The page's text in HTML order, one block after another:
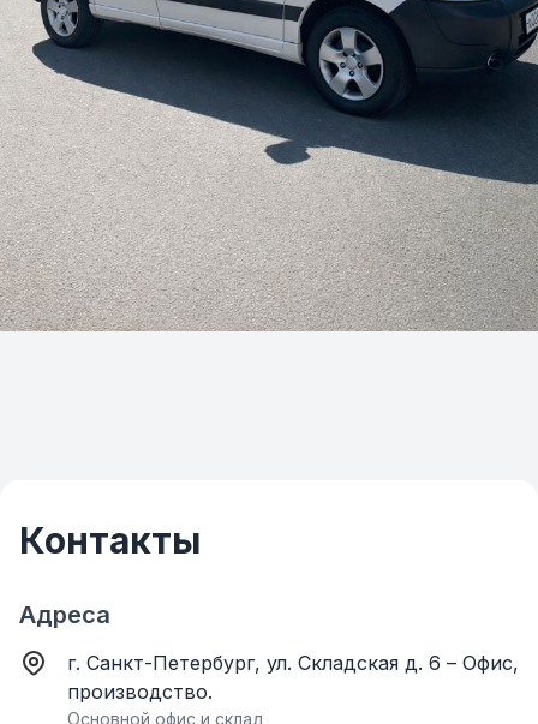
Контакты
Адреса
г. Санкт-Петербург, ул. Складская д. 6 – Офис,
производство.
Основной офис и склад